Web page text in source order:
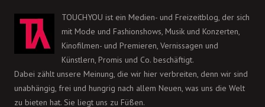
TOUCHYOU ist ein Medien- und Freizeitblog, der sich
mit Mode und Fashionshows, Musik und Konzerten,
Kinofilmen- und Premieren, Vernissagen und
Künstlern, Promis und Co. beschäftigt.
Dabei zählt unsere Meinung, die wir hier verbreiten, denn wir sind
unabhängig, frei und hungrig nach allem Neuen, was uns die Welt
zu bieten hat. Sie liegt uns zu Füßen.